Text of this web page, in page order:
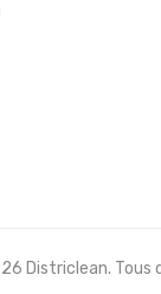
Districlean. Tous